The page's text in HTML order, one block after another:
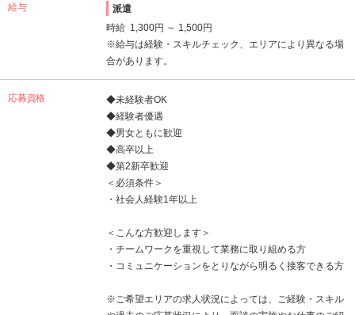
給与
派遣
時給 1,300円 ～ 1,500円
※給与は経験・スキルチェック、エリアにより異なる場
合があります。
応募資格
◆未経験者OK
◆経験者優遇
◆男女ともに歓迎
◆高卒以上
◆第2新卒歓迎
＜必須条件＞
・社会人経験1年以上
＜こんな方歓迎します＞
・チームワークを重視して業務に取り組める方
・コミュニケーションをとりながら明るく接客できる方
※ご希望エリアの求人状況によっては、ご経験・スキル